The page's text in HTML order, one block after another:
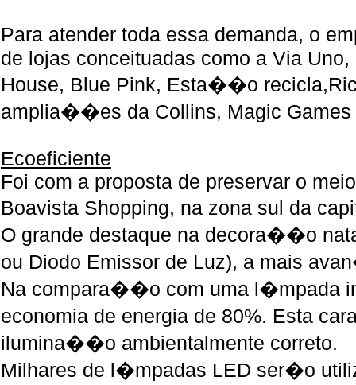
Para atender toda essa demanda, o
de lojas conceituadas como a Via
House, Blue Pink, Esta��o
amplia��es da Collins, Magic
Ecoeficiente
Foi com a proposta de preservar o
Boavista Shopping, na zona sul da
O grande destaque na decora��o
ou Diodo Emissor de Luz), a mais
Na compara��o com uma l�mpada
economia de energia de 80%. Esta
ilumina��o ambientalmente correto.
Milhares de l�mpadas LED ser�o